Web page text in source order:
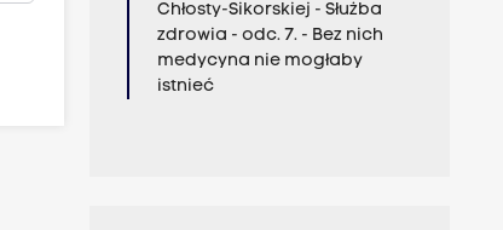
Chłosty-Sikorskiej - Służba
zdrowia - odc. 7. - Bez nich
medycyna nie mogłaby
istnieć